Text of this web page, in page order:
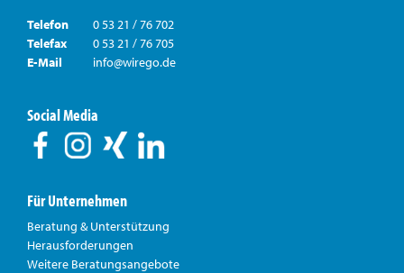
Telefon
0 53 21 / 76 702
Telefax
0 53 21 / 76 705
E-Mail
info@wirego.de
Social Media
Für Unternehmen
Beratung & Unterstützung
Herausforderungen
Weitere Beratungsangebote